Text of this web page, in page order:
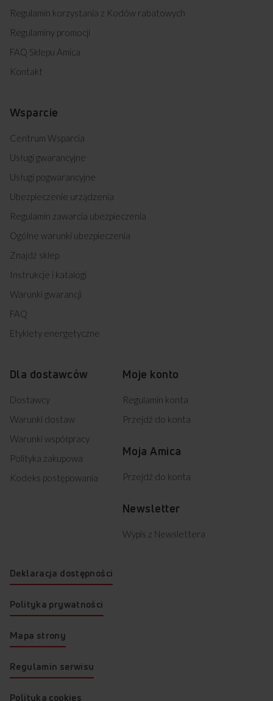
B
GŁĘBOKOŚĆ
C
Przedstawiony rysunek ma charakter poglądowy, może różnić
Najczęściej zadawane
Regulamin korzystania z Kodów rabatowych
Regulaminy promocji
FAQ Sklepu Amica
Kontakt
Wsparcie
Centrum Wsparcia
Usługi gwarancyjne
Usługi pogwarancyjne
Ubezpieczenie urządzenia
Regulamin zawarcia ubezpieczenia
Ogólne warunki ubezpieczenia
Znajdź sklep
Instrukcje i katalogi
Warunki gwarancji
FAQ
Etykiety energetyczne
Dla dostawców
Dostawcy
Warunki dostaw
Warunki współpracy
Polityka zakupowa
Kodeks postępowania
Moje konto
Regulamin konta
Przejdź do konta
Moja Amica
Przejdź do konta
Newsletter
Wypis z Newslettera
Deklaracja dostępności
Polityka prywatności
Mapa strony
Regulamin serwisu
Polityka cookies